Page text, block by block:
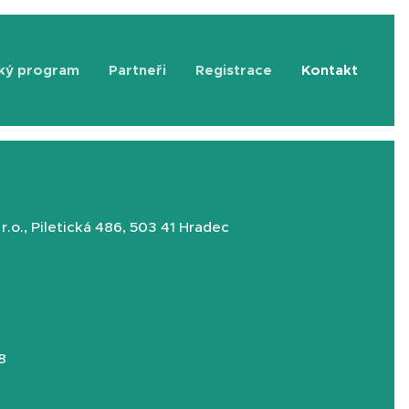
program Partneři Registrace Kontakt
Piletická 486, 503 41 Hradec